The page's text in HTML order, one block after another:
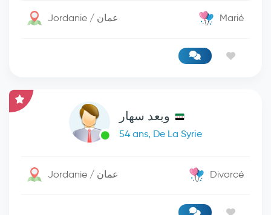
Jordanie / عمان Marié
وبعد سهار
54 ans, De La Syrie
Jordanie / عمان Divorcé